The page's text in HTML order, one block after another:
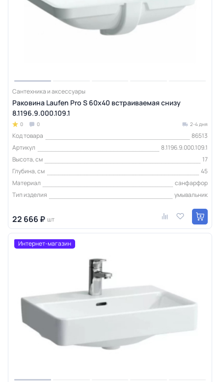
Сантехника и аксессуары
Раковина Laufen Pro S 60x40 встраиваемая снизу
8.1196.9.000.109.1
0 0 2-4 дня
Код товара
86513
Артикул
8.1196.9.000.109.1
Высота, см
17
Глубина, см
45
Материал
санфарфор
Тип изделия
умывальник
22 666 ₽ шт
Интернет-магазин